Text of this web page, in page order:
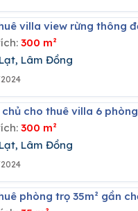
villa view rừng thông
300 m²
Lâm Đồng
chủ cho thuê villa 6
300 m²
Lâm Đồng
phòng trọ 35m² gần